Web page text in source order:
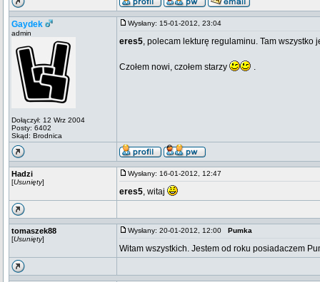
Gaydek
admin
Dołączył: 12 Wrz 2004
Posty: 6402
Skąd: Brodnica
Wysłany: 15-01-2012, 23:04
eres5, polecam lekturę regulaminu. Tam wszystko
Czołem nowi, czołem starzy .
Hadzi
[Usunięty]
Wysłany: 16-01-2012, 12:47
eres5, witaj
tomaszek88
[Usunięty]
Wysłany: 20-01-2012, 12:00 Pumka
Witam wszystkich. Jestem od roku posiadaczem